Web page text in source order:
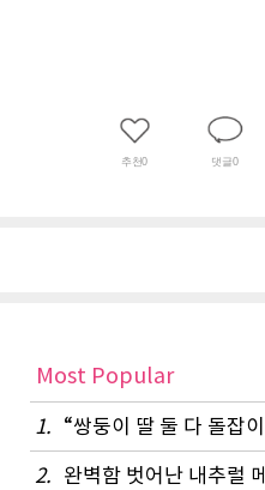
추천0 댓글0
Most Popular
1.
2. 완벽함 벗어난 내추럴